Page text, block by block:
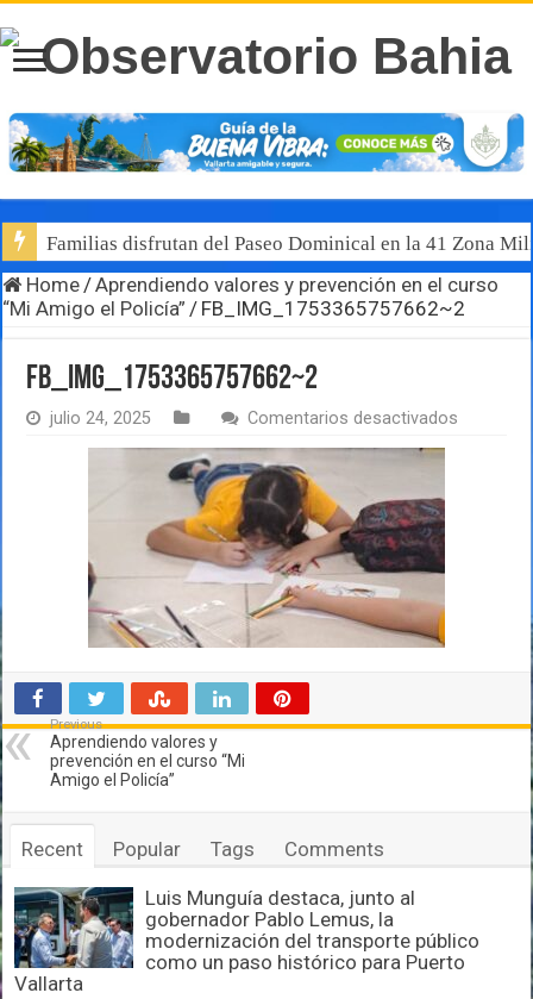
Familias disfrutan del Paseo Dominical en la 41 Zona
Home/Aprendiendo valores y prevención en el curso
“Mi Amigo el Policía” / FB_IMG_1753365757662~2
FB_IMG_1753365757662~2
julio 24, 2025 Comentarios desactivados
Previous
Aprendiendo valores y
prevención en el curso “Mi
Amigo el Policía”
Recent Popular Tags Comments
Luis Munguía destaca, junto al
gobernador Pablo Lemus, la
modernización del transporte público
como un paso histórico para Puerto
Vallarta